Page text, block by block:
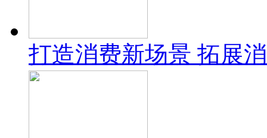
打造消费新场景 拓展